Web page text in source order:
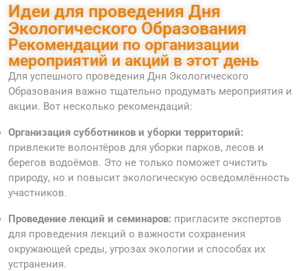
Идеи для проведения Дня
Экологического Образования
Рекомендации по организации
мероприятий и акций в этот день
Для успешного проведения Дня Экологического
Образования важно тщательно продумать мероприятия и
акции. Вот несколько рекомендаций:
Организация субботников и уборки территорий:
привлеките волонтёров для уборки парков, лесов и
берегов водоёмов. Это не только поможет очистить
природу, но и повысит экологическую осведомлённость
участников.
Проведение лекций и семинаров: пригласите экспертов
для проведения лекций о важности сохранения
окружающей среды, угрозах экологии и способах их
устранения.